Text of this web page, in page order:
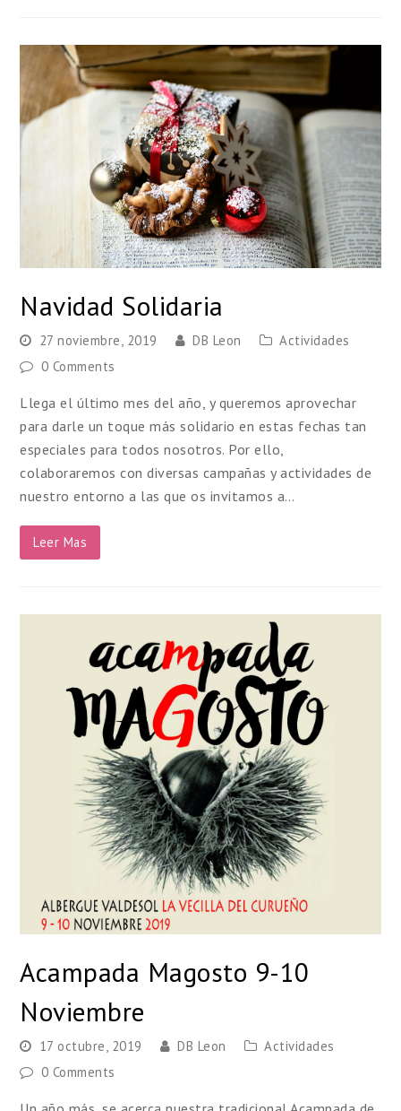
Navidad Solidaria
27 noviembre, 2019 DB Leon
Actividades
0 Comments
Llega el último mes del año, y queremos aprovechar
para darle un toque más solidario en estas fechas tan
especiales para todos nosotros. Por ello,
colaboraremos con diversas campañas y actividades de
nuestro entorno a las que os invitamos a…
Leer Mas
Acampada Magosto 9-10
Noviembre
17 octubre, 2019 DB Leon
Actividades
0 Comments